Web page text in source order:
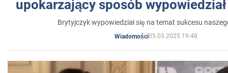
upokarzający sposób
Brytyjczyk wypowiedział się na temat sukcesu
Wiadomości05.03.2025 19:48